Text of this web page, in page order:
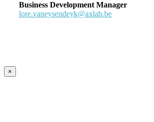
Business Development Manager
lore.vaneysendeyk@axlab.be
×